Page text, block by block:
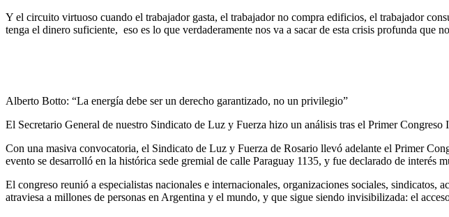
Y el circuito virtuoso cuando el trabajador gasta, el trabajador no compra edificios, el trabajador
tenga el dinero suficiente, eso es lo que verdaderamente nos va a sacar de esta crisis profunda que
Alberto Botto: “La energía debe ser un derecho garantizado, no un privilegio”
El Secretario General de nuestro Sindicato de Luz y Fuerza hizo un análisis tras el Primer Congreso
Con una masiva convocatoria, el Sindicato de Luz y Fuerza de Rosario llevó adelante el Primer
evento se desarrolló en la histórica sede gremial de calle Paraguay 1135, y fue declarado de interés
El congreso reunió a especialistas nacionales e internacionales, organizaciones sociales,
atraviesa a millones de personas en Argentina y el mundo, y que sigue siendo invisibilizada: el